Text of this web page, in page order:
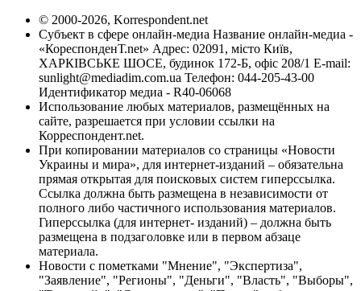
© 2000-2026, Korrespondent.net
Субъект в сфере онлайн-медиа Название онлайн-медиа -
«КореспонденТ.net» Адрес: 02091, місто Київ,
ХАРКІВСЬКЕ ШОСЕ, будинок 172-Б, офіс 208/1 E-mail:
sunlight@mediadim.com.ua Телефон: 044-205-43-00
Идентификатор медиа - R40-06068
Использование любых материалов, размещённых на
сайте, разрешается при условии ссылки на
Корреспондент.net.
При копировании материалов со страницы «Новости
Украины и мира», для интернет-изданий – обязательна
прямая открытая для поисковых систем гиперссылка.
Ссылка должна быть размещена в независимости от
полного либо частичного использования материалов.
Гиперссылка (для интернет- изданий) – должна быть
размещена в подзаголовке или в первом абзаце
материала.
Новости с пометками "Мнение", "Экспертиза",
"Заявление", "Регионы", "Деньги", "Власть", "Выборы",